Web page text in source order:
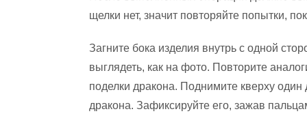
щелки нет, значит повторяйте попытки,
Загните бока изделия внутрь с одной
выглядеть, как на фото. Повторите
поделки дракона. Поднимите кверху один
дракона. Зафиксируйте его, зажав